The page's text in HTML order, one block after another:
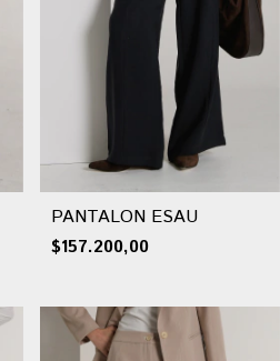
PANTALON ESAU
$157.200,00